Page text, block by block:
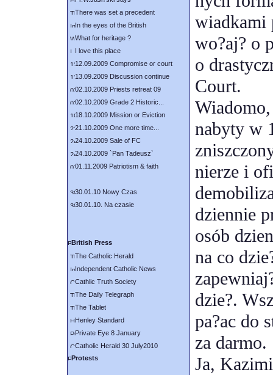
There was set a precedent
In the eyes of the British
What for heritage ?
I love this place
12.09.2009 Compromise or court
13.09.2009 Discussion continue
02.10.2009 Priests retreat 09
02.10.2009 Grade 2 Historic...
18.10.2009 Mission or Eviction
21.10.2009 One more time...
24.10.2009 Sale of FC
24.10.2009 `Pan Tadeusz`
01.11.2009 Patriotism & faith
30.01.10 Nowy Czas
30.01.10. Na czasie
British Press
The Catholic Herald
Independent Catholic News
Cathlic Truth Society
The Daily Telegraph
The Tablet
Henley Standard
Private Eye 8 January
Catholic Herald 30 July2010
Protests
wiadkami
wo?aj? o
o
Court.
nabyty w
nierze i
dziennie
osób
na co
dzie?.
pa?ac do
za darmo.
Ja,